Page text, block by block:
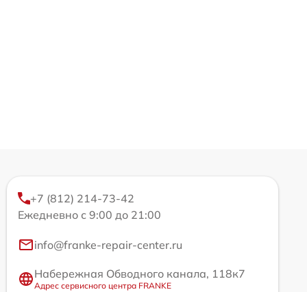
+7 (812) 214-73-42
Ежедневно с 9:00 до 21:00
info@franke-repair-center.ru
Набережная Обводного канала, 118к7
Адрес сервисного центра FRANKE